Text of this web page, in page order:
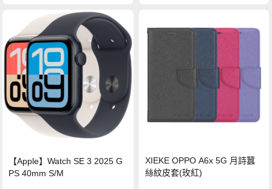
【Apple】Watch SE 3 2025 G
PS 40mm S/M
XIEKE OPPO A6x 5G 月詩蠶
絲紋皮套(玫紅)